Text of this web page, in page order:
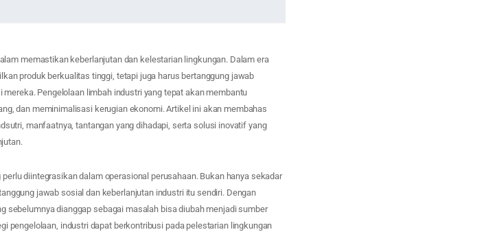
memastikan keberlanjutan dan kelestarian lingkungan. Dalam era
produk berkualitas tinggi, tetapi juga harus bertanggung jawab
Pengelolaan limbah industri yang tepat akan membantu
dan meminimalisasi kerugian ekonomi. Artikel ini akan membahas
manfaatnya, tantangan yang dihadapi, serta solusi inovatif yang
diintegrasikan dalam operasional perusahaan. Bukan hanya sekadar
jawab sosial dan keberlanjutan industri itu sendiri. Dengan
sebelumnya dianggap sebagai masalah bisa diubah menjadi sumber
pengelolaan, industri dapat berkontribusi pada pelestarian lingkungan